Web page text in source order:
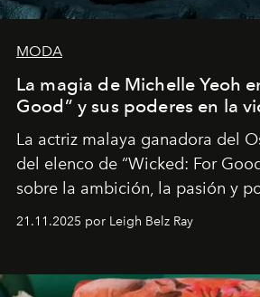
MODA
La magia de Michelle Yeoh
Good” y sus poderes en la
La actriz malaya ganadora del
del elenco de “Wicked: For
sobre la ambición, la pasión y
ocasiones, la introspección
importa si no lo entienden’”,
21.11.2025 por Leigh Belz Ray